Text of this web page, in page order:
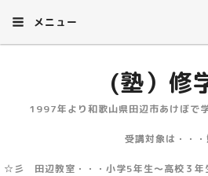
メニュー
(塾）修
1997年より和歌山県田辺市あけぼで
受講対象は・・・勉強を
☆彡 田辺教室・・・小学5年生～高校３年